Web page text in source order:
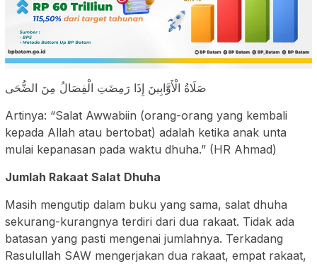
صَلَاةُ الْأَوَّابِينَ إِذَا رَمِضَتِ الْفِصَالُ مِنَ الضُّحَى
Artinya: “Salat Awwabiin (orang-orang yang kembali
kepada Allah atau bertobat) adalah ketika anak unta
mulai kepanasan pada waktu dhuha.” (HR Ahmad)
Jumlah Rakaat Salat Dhuha
Masih mengutip dalam buku yang sama, salat dhuha
sekurang-kurangnya terdiri dari dua rakaat. Tidak ada
batasan yang pasti mengenai jumlahnya. Terkadang
Rasulullah SAW mengerjakan dua rakaat, empat rakaat,